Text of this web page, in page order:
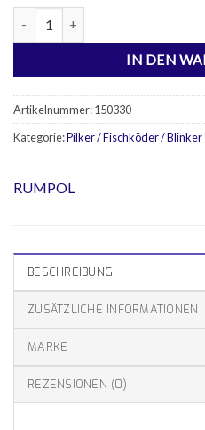
IN DEN
Artikelnummer:150330
Kategorie:Pilker / Fischköder / Blinker
RUMPOL
BESCHREIBUNG
ZUSÄTZLICHE INFORMATIONEN
MARKE
REZENSIONEN (0)